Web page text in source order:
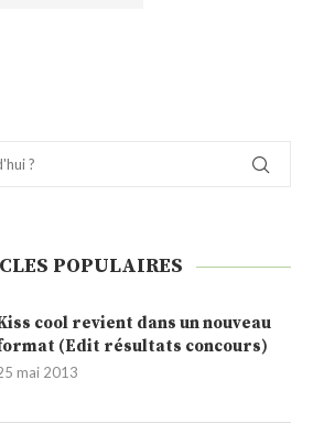
POPULAIRES
cool revient dans un nouveau
(Edit résultats concours)
mai 2013